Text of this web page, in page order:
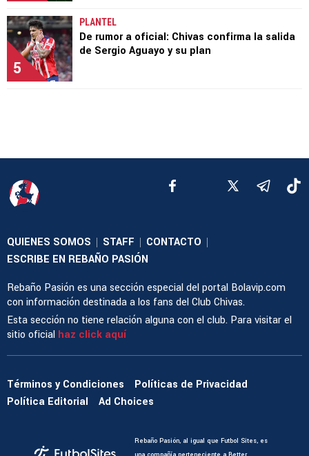
5
PLANTEL
De rumor a oficial: Chivas confirma la salida
de Sergio Aguayo y su plan
QUIENES SOMOS | STAFF | CONTACTO |
ESCRIBE EN REBAÑO PASIÓN
Rebaño Pasión es una sección especial del portal Bolavip.com
con información destinada a los fans del Club Chivas.
Esta sección no tiene relación alguna con el club. Para visitar el
sitio oficial haz click aquí
Términos y Condiciones
Políticas de Privacidad
Política Editorial
Ad Choices
Rebaño Pasión, al igual que Futbol Sites, es